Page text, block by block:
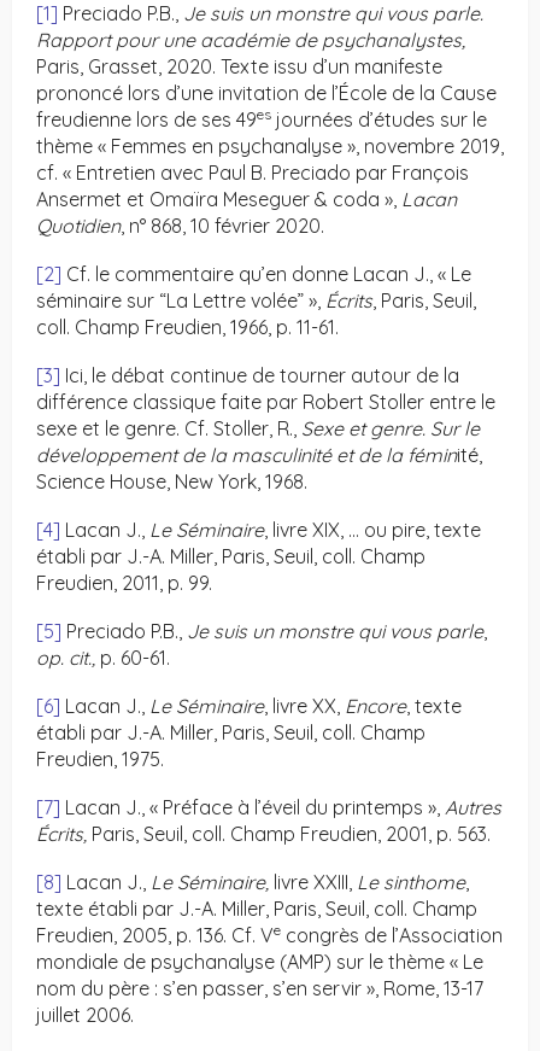
[1] Preciado P.B., Je suis un monstre qui vous parle.
Rapport pour une académie de psychanalystes,
Paris, Grasset, 2020. Texte issu d’un manifeste
prononcé lors d’une invitation de l’École de la Cause
freudienne lors de ses 49es journées d’études sur le
thème « Femmes en psychanalyse », novembre 2019,
cf. « Entretien avec Paul B. Preciado par François
Ansermet et Omaïra Meseguer & coda », Lacan
Quotidien, n° 868, 10 février 2020.
[2] Cf. le commentaire qu’en donne Lacan J., « Le
séminaire sur “La Lettre volée” », Écrits, Paris, Seuil,
coll. Champ Freudien, 1966, p. 11-61.
[3] Ici, le débat continue de tourner autour de la
différence classique faite par Robert Stoller entre le
sexe et le genre. Cf. Stoller, R., Sexe et genre. Sur le
développement de la masculinité et de la féminité,
Science House, New York, 1968.
[4] Lacan J., Le Séminaire, livre XIX, … ou pire, texte
établi par J.-A. Miller, Paris, Seuil, coll. Champ
Freudien, 2011, p. 99.
[5] Preciado P.B., Je suis un monstre qui vous parle,
op. cit., p. 60-61.
[6] Lacan J., Le Séminaire, livre XX, Encore, texte
établi par J.-A. Miller, Paris, Seuil, coll. Champ
Freudien, 1975.
[7] Lacan J., « Préface à l’éveil du printemps », Autres
Écrits, Paris, Seuil, coll. Champ Freudien, 2001, p. 563.
[8] Lacan J., Le Séminaire, livre XXIII, Le sinthome,
texte établi par J.-A. Miller, Paris, Seuil, coll. Champ
Freudien, 2005, p. 136. Cf. Ve congrès de l’Association
mondiale de psychanalyse (AMP) sur le thème « Le
nom du père : s’en passer, s’en servir », Rome, 13-17
juillet 2006.